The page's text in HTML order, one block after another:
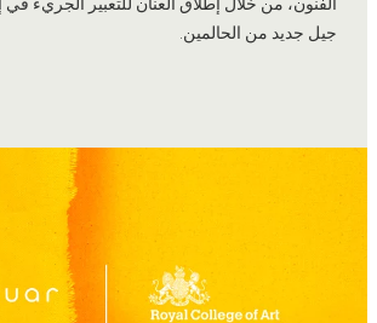
جيل جديد من الحالمين.